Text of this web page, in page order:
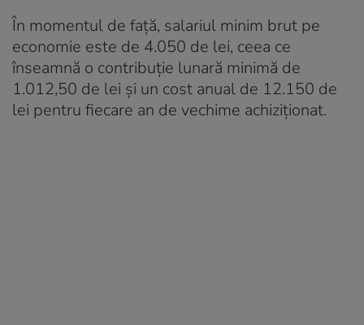
În momentul de față, salariul minim brut pe
economie este de 4.050 de lei, ceea ce
înseamnă o contribuție lunară minimă de
1.012,50 de lei și un cost anual de 12.150 de
lei pentru fiecare an de vechime achiziționat.